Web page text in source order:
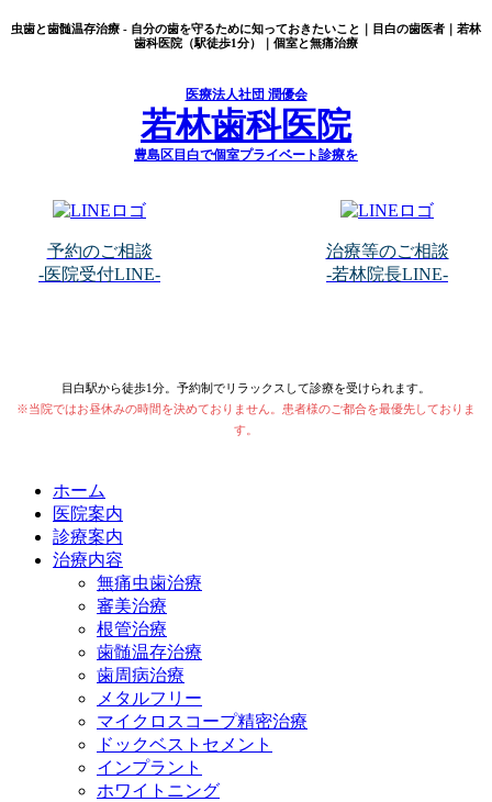
虫歯と歯髄温存治療 - 自分の歯を守るために知っておきたいこと｜目白の歯医者｜若林
歯科医院（駅徒歩1分）｜個室と無痛治療
医療法人社団 潤優会
若林歯科医院
豊島区目白で個室プライベート診療を
予約のご相談
-医院受付LINE-
治療等のご相談
-若林院長LINE-
目白駅から徒歩1分。予約制でリラックスして診療を受けられます。
※当院ではお昼休みの時間を決めておりません。患者様のご都合を最優先しておりま
す。
ホーム
医院案内
診療案内
治療内容
無痛虫歯治療
審美治療
根管治療
歯髄温存治療
歯周病治療
メタルフリー
マイクロスコープ精密治療
ドックベストセメント
インプラント
ホワイトニング